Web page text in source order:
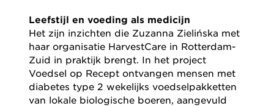
Leefstijl en voeding als medicijn
Het zijn inzichten die Zuzanna Zielińska met
haar organisatie HarvestCare in Rotterdam-
Zuid in praktijk brengt. In het project
Voedsel op Recept ontvangen mensen met
diabetes type 2 wekelijks voedselpakketten
van lokale biologische boeren, aangevuld